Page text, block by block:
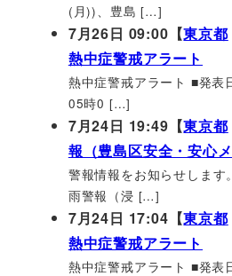
(月))、豊島 […]
7月26日 09:00【東京都
熱中症警戒アラート
熱中症警戒アラート ■発表
05時0 […]
7月24日 19:49【東京都
報（豊島区安全・安心メ
警報情報をお知らせしま
雨警報（浸 […]
7月24日 17:04【東京都
熱中症警戒アラート
熱中症警戒アラート ■発表